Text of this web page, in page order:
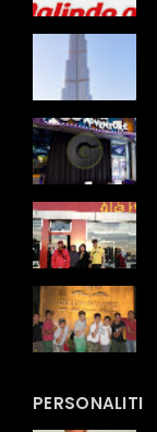
PERSONALITI